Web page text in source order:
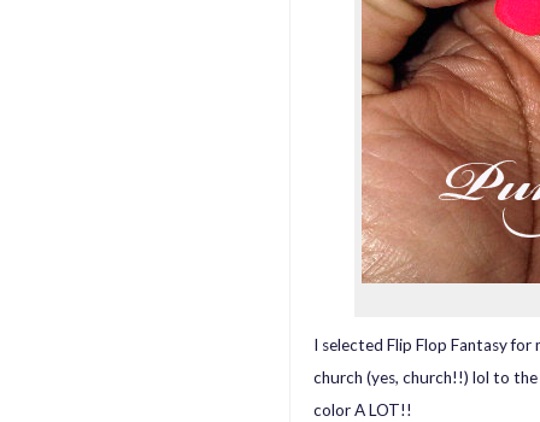
I selected Flip Flop Fantasy
church (yes, church!!) lol to
color A LOT!!